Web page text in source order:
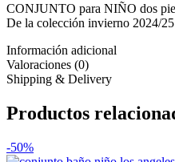
CONJUNTO para NIÑO dos
De la colección invierno 2024/
Información adicional
Valoraciones (0)
Shipping & Delivery
Productos
-50%